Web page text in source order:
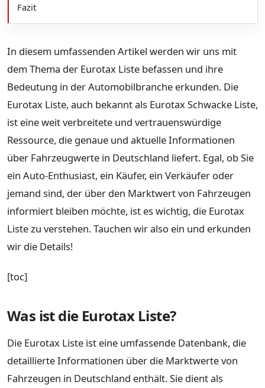
Fazit
In diesem umfassenden Artikel werden wir uns mit
dem Thema der Eurotax Liste befassen und ihre
Bedeutung in der Automobilbranche erkunden. Die
Eurotax Liste, auch bekannt als Eurotax Schwacke Liste,
ist eine weit verbreitete und vertrauenswürdige
Ressource, die genaue und aktuelle Informationen
über Fahrzeugwerte in Deutschland liefert. Egal, ob Sie
ein Auto-Enthusiast, ein Käufer, ein Verkäufer oder
jemand sind, der über den Marktwert von Fahrzeugen
informiert bleiben möchte, ist es wichtig, die Eurotax
Liste zu verstehen. Tauchen wir also ein und erkunden
wir die Details!
[toc]
Was ist die Eurotax Liste?
Die Eurotax Liste ist eine umfassende Datenbank, die
detaillierte Informationen über die Marktwerte von
Fahrzeugen in Deutschland enthält. Sie dient als